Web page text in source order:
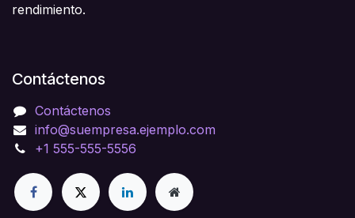
rendimiento.
Contáctenos
Contáctenos
info@suempresa.ejemplo.com
+1 555-555-5556